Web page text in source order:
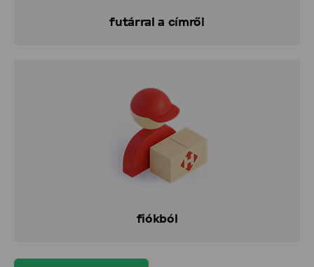
futárral a címről
fiókból